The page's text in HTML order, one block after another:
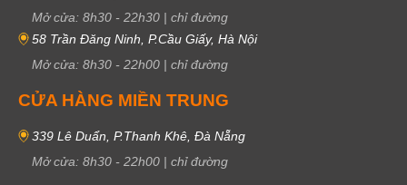
Mở cửa: 8h30 - 22h30 | chỉ đường
58 Trần Đăng Ninh, P.Cầu Giấy, Hà Nội
Mở cửa: 8h30 - 22h00 | chỉ đường
CỬA HÀNG MIỀN TRUNG
339 Lê Duẩn, P.Thanh Khê, Đà Nẵng
Mở cửa: 8h30 - 22h00 | chỉ đường